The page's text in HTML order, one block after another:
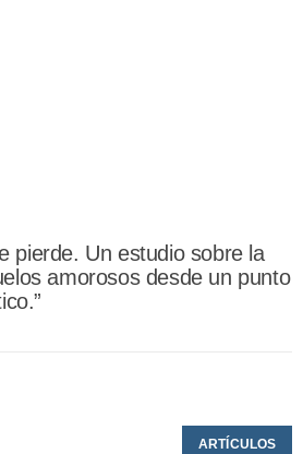
pierde. Un estudio sobre la
amorosos desde un punto
ARTÍCULOS